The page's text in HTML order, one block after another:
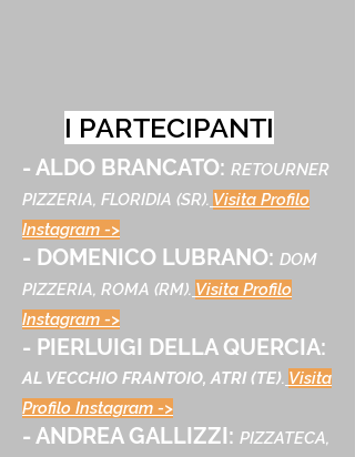
I PARTECIPANTI
- ALDO BRANCATO: RETOURNER
PIZZERIA, FLORIDIA (SR). Visita Profilo
Instagram ->
- DOMENICO LUBRANO: DOM
PIZZERIA, ROMA (RM). Visita Profilo
Instagram ->
- PIERLUIGI DELLA QUERCIA:
AL VECCHIO FRANTOIO, ATRI (TE). Visita
Profilo Instagram ->
- ANDREA GALLIZZI: PIZZATECA,